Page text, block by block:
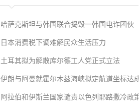
哈萨克斯坦与韩国联合捣毁一韩国电诈团伙
日本消费税下调难解民众生活压力
土耳其拟为解散库尔德工人党正式立法
伊朗与阿曼就霍尔木兹海峡拟定航道坐标达成
一致
阿拉伯和伊斯兰国家谴责以色列耶路撒冷政策